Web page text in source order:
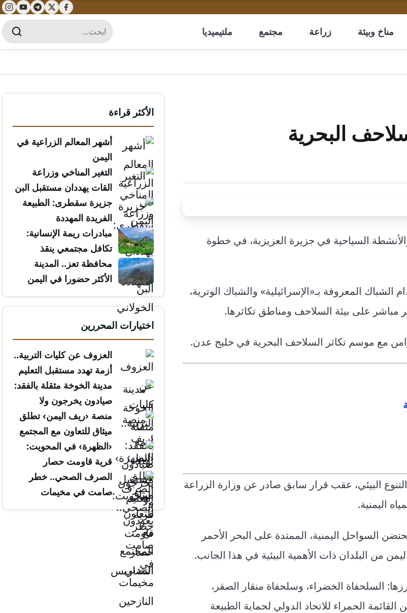
مناخ وبيئة زراعة مجتمع ملتيميديا
البحرية
والأنشطة السياحية في جزيرة العزيزية، في خطوة
المعروفة بـ«الإسرائيلية» والشباك الوترية،
مباشر على بيئة السلاحف ومناطق تكاثرها.
مع موسم تكاثر السلاحف البحرية في خليج عدن.
البيئي، عقب قرار سابق صادر عن وزارة الزراعة
السواحل اليمنية، الممتدة على البحر الأحمر
من البلدان ذات الأهمية البيئية في هذا الجانب.
السلحفاة الخضراء، وسلحفاة منقار الصقر،
الحمراء للاتحاد الدولي لحماية الطبيعة
الأكثر قراءة
أشهر المعالم الزراعية في
اليمن
التغير المناخي وزراعة
القات يهددان مستقبل البن
الخولاني
جزيرة سقطرى: الطبيعة
الفريدة المهددة
مبادرات ريمة الإنسانية:
تكافل مجتمعي ينقذ
الأرواح
محافظة تعز.. المدينة
الأكثر حضورا في اليمن
اختيارات المحررين
العزوف عن كليات التربية..
أزمة تهدد مستقبل التعليم
مدينة الخوخة مثقلة بالفقد:
صيادون يخرجون ولا
يعودون
منصة ‹ريف اليمن› تطلق
ميثاق للتعاون مع المجتمع
المدني
‹الظهرة› في المحويت:
قرية قاومت حصار
التضاريس
الصرف الصحي.. خطر
صامت في مخيمات
النازحين